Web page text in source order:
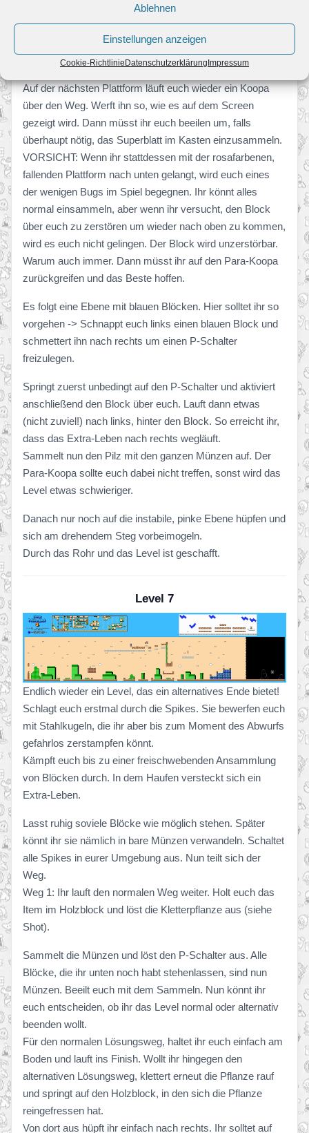
Ablehnen
Einstellungen anzeigen
Cookie-Richtlinie Datenschutzerklärung Impressum
Betäubt den folgenden Koopa und tretet ihn nach kurzer
Zeit nach rechts. Er wird den Multi-Münz-Block für euch
einlösen. Treten ihr ihn zu rasch nach rechts, fliegt er aus
dem Level, also lasst euch nur Zeit.
Auf der nächsten Plattform läuft euch wieder ein Koopa
über den Weg. Werft ihn so, wie es auf dem Screen
gezeigt wird. Dann müsst ihr euch beeilen um, falls
überhaupt nötig, das Superblatt im Kasten einzusammeln.
VORSICHT: Wenn ihr stattdessen mit der rosafarbenen,
fallenden Plattform nach unten gelangt, wird euch eines
der wenigen Bugs im Spiel begegnen. Ihr könnt alles
normal einsammeln, aber wenn ihr versucht, den Block
über euch zu zerstören um wieder nach oben zu kommen,
wird es euch nicht gelingen. Der Block wird unzerstörbar.
Warum auch immer. Dann müsst ihr auf den Para-Koopa
zurückgreifen und das Beste hoffen.
Es folgt eine Ebene mit blauen Blöcken. Hier solltet ihr so
vorgehen -> Schnappt euch links einen blauen Block und
schmettert ihn nach rechts um einen P-Schalter
freizulegen.
Springt zuerst unbedingt auf den P-Schalter und aktiviert
anschließend den Block über euch. Lauft dann etwas
(nicht zuviel!) nach links, hinter den Block. So erreicht ihr,
dass das Extra-Leben nach rechts wegläuft.
Sammelt nun den Pilz mit den ganzen Münzen auf. Der
Para-Koopa sollte euch dabei nicht treffen, sonst wird das
Level etwas schwieriger.
Danach nur noch auf die instabile, pinke Ebene hüpfen und
sich am drehendem Steg vorbeimogeln.
Durch das Rohr und das Level ist geschafft.
Level 7
Endlich wieder ein Level, das ein alternatives Ende bietet!
Schlagt euch erstmal durch die Spikes. Sie bewerfen euch
mit Stahlkugeln, die ihr aber bis zum Moment des Abwurfs
gefahrlos zerstampfen könnt.
Kämpft euch bis zu einer freischwebenden Ansammlung
von Blöcken durch. In dem Haufen versteckt sich ein
Extra-Leben.
Lasst ruhig soviele Blöcke wie möglich stehen. Später
könnt ihr sie nämlich in bare Münzen verwandeln. Schaltet
alle Spikes in eurer Umgebung aus. Nun teilt sich der
Weg.
Weg 1: Ihr lauft den normalen Weg weiter. Holt euch das
Item im Holzblock und löst die Kletterpflanze aus (siehe
Shot).
Sammelt die Münzen und löst den P-Schalter aus. Alle
Blöcke, die ihr unten noch habt stehenlassen, sind nun
Münzen. Beeilt euch mit dem Sammeln. Nun könnt ihr
euch entscheiden, ob ihr das Level normal oder alternativ
beenden wollt.
Für den normalen Lösungsweg, haltet ihr euch einfach am
Boden und lauft ins Finish. Wollt ihr hingegen den
alternativen Lösungsweg, klettert erneut die Pflanze rauf
und springt auf den Holzblock, in den sich die Pflanze
reingefressen hat.
Von dort aus hüpft ihr einfach nach rechts. Ihr solltet auf